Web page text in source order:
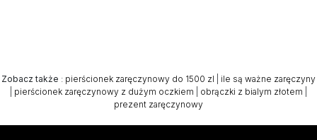
Zobacz także : pierścionek zaręczynowy do 1500 zl
ile są ważne zaręczyny
pierścionek zaręczynowy z dużym oczkiem obrączki z bialym złotem
prezent zaręczynowy